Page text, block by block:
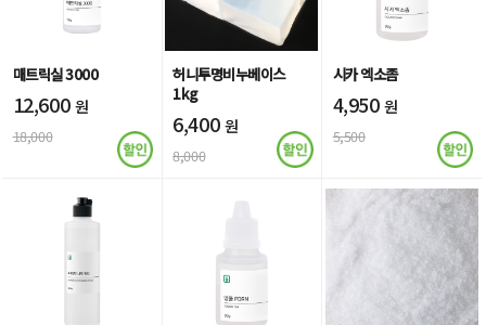
매트릭실 3000
12,600 원
18,000
허니투명비누베이스
1kg
6,400 원
8,000
시카 엑소좀
4,950 원
5,500